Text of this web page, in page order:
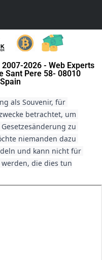
2026 - Web Experts
Sant Pere 58- 08010
als Souvenir, für
betrachtet, um
zu
niemanden dazu
und kann nicht für
die dies tun